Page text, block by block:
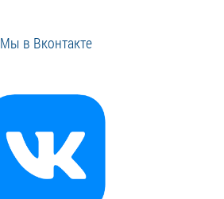
Мы в Вконтакте